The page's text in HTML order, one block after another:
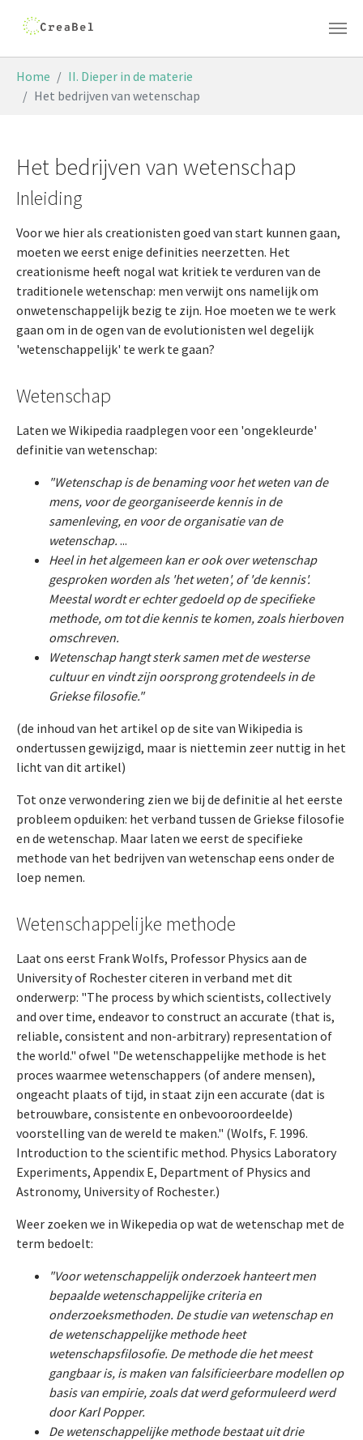
Home
II. Dieper in de materie
Het bedrijven van wetenschap
Het bedrijven van wetenschap
Inleiding
Voor we hier als creationisten goed van start kunnen gaan,
moeten we eerst enige definities neerzetten. Het
creationisme heeft nogal wat kritiek te verduren van de
traditionele wetenschap: men verwijt ons namelijk om
onwetenschappelijk bezig te zijn. Hoe moeten we te werk
gaan om in de ogen van de evolutionisten wel degelijk
'wetenschappelijk' te werk te gaan?
Wetenschap
Laten we Wikipedia raadplegen voor een 'ongekleurde'
definitie van wetenschap:
"Wetenschap is de benaming voor het weten van de
mens, voor de georganiseerde kennis in de
samenleving, en voor de organisatie van de
wetenschap. ...
Heel in het algemeen kan er ook over wetenschap
gesproken worden als 'het weten', of 'de kennis'.
Meestal wordt er echter gedoeld op de specifieke
methode, om tot die kennis te komen, zoals hierboven
omschreven.
Wetenschap hangt sterk samen met de westerse
cultuur en vindt zijn oorsprong grotendeels in de
Griekse filosofie."
(de inhoud van het artikel op de site van Wikipedia is
ondertussen gewijzigd, maar is niettemin zeer nuttig in het
licht van dit artikel)
Tot onze verwondering zien we bij de definitie al het eerste
probleem opduiken: het verband tussen de Griekse filosofie
en de wetenschap. Maar laten we eerst de specifieke
methode van het bedrijven van wetenschap eens onder de
loep nemen.
Wetenschappelijke methode
Laat ons eerst Frank Wolfs, Professor Physics aan de
University of Rochester citeren in verband met dit
onderwerp: "The process by which scientists, collectively
and over time, endeavor to construct an accurate (that is,
reliable, consistent and non-arbitrary) representation of
the world." ofwel "De wetenschappelijke methode is het
proces waarmee wetenschappers (of andere mensen),
ongeacht plaats of tijd, in staat zijn een accurate (dat is
betrouwbare, consistente en onbevooroordeelde)
voorstelling van de wereld te maken." (Wolfs, F. 1996.
Introduction to the scientific method. Physics Laboratory
Experiments, Appendix E, Department of Physics and
Astronomy, University of Rochester.)
Weer zoeken we in Wikepedia op wat de wetenschap met de
term bedoelt:
"Voor wetenschappelijk onderzoek hanteert men
bepaalde wetenschappelijke criteria en
onderzoeksmethoden. De studie van wetenschap en
de wetenschappelijke methode heet
wetenschapsfilosofie. De methode die het meest
gangbaar is, is maken van falsificieerbare modellen op
basis van empirie, zoals dat werd geformuleerd werd
door Karl Popper.
De wetenschappelijke methode bestaat uit drie